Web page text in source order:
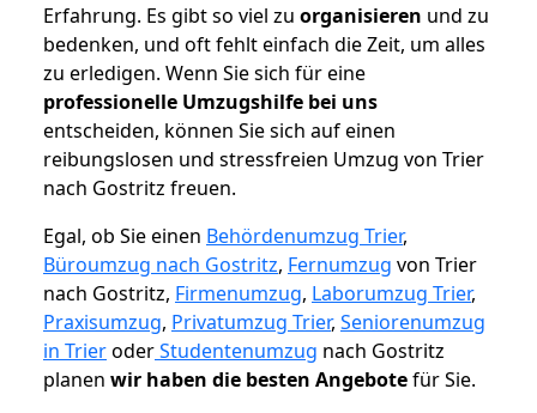
Erfahrung. Es gibt so viel zu organisieren und zu
bedenken, und oft fehlt einfach die Zeit, um alles
zu erledigen. Wenn Sie sich für eine
professionelle Umzugshilfe bei uns
entscheiden, können Sie sich auf einen
reibungslosen und stressfreien Umzug von Trier
nach Gostritz freuen.
Egal, ob Sie einen Behördenumzug Trier,
Büroumzug nach Gostritz, Fernumzug von Trier
nach Gostritz, Firmenumzug, Laborumzug Trier,
Praxisumzug, Privatumzug Trier, Seniorenumzug
in TrieroderStudentenumzug nach Gostritz
planen wir haben die besten Angebotefür Sie.